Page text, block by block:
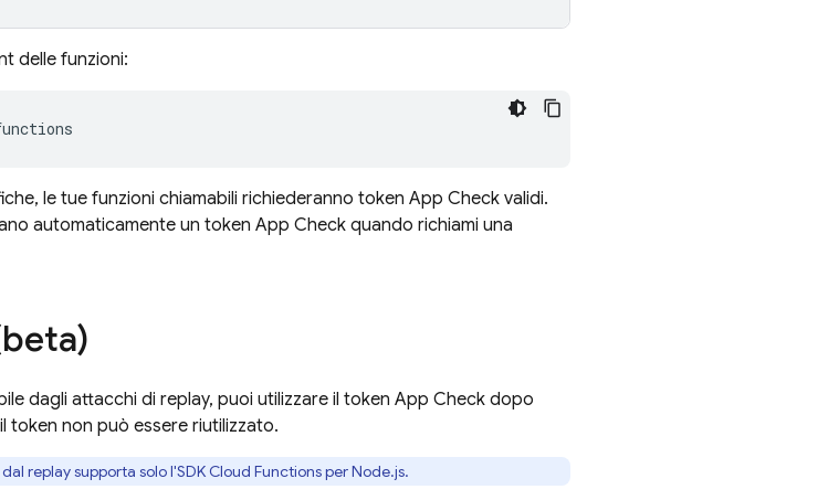
delle funzioni:
le tue funzioni chiamabili richiederanno token App Check validi.
automaticamente un token App Check quando richiami una
dagli attacchi di replay, puoi utilizzare il token App Check dopo
token non può essere riutilizzato.
replay supporta solo l'SDK Cloud Functions per Node.js.